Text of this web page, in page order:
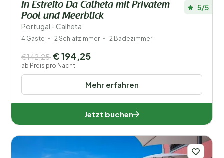
In Estreito Da Calheta mit Privatem
Pool und Meerblick
Portugal - Calheta
5/5
4 Gäste 2 Schlafzimmer 2 Badezimmer
Mehr erfahren
€142,25 € 194,25
ab Preis pro Nacht
Jetzt buchen